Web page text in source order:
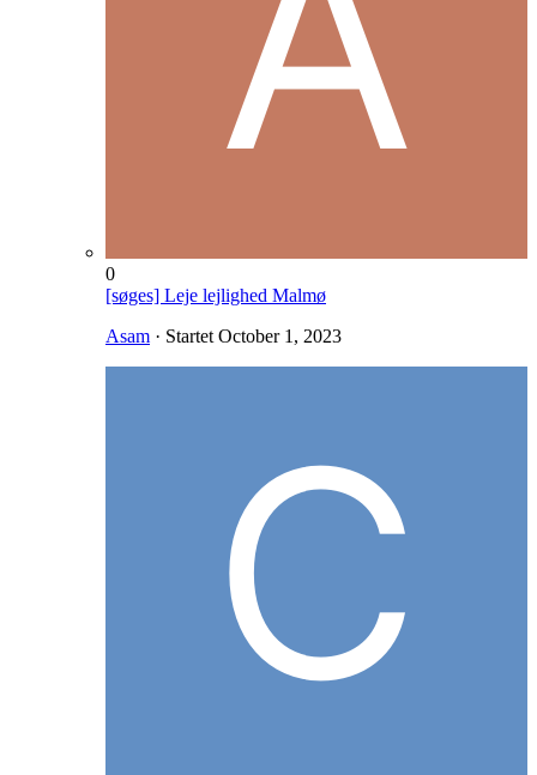
0
[søges] Leje lejlighed Malmø
Asam · Startet October 1, 2023